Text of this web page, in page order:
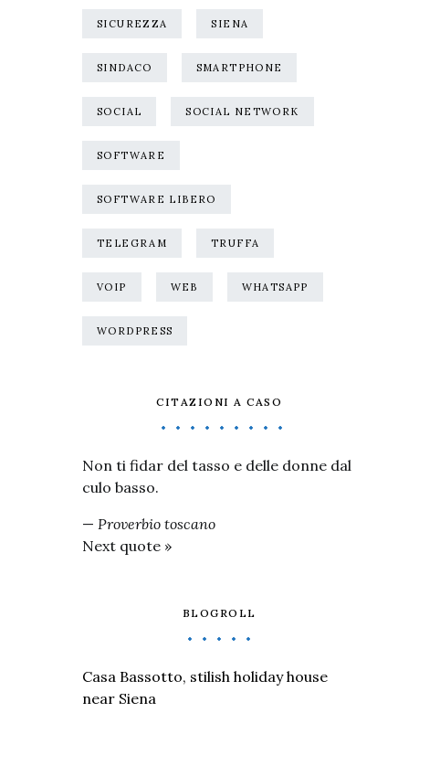
SICUREZZA SIENA
SINDACO SMARTPHONE
SOCIAL SOCIAL NETWORK
SOFTWARE
SOFTWARE LIBERO
TELEGRAM TRUFFA
VOIP WEB WHATSAPP
WORDPRESS
CITAZIONI A CASO
Non ti fidar del tasso e delle donne dal
culo basso.
— Proverbio toscano
Next quote »
BLOGROLL
Casa Bassotto, stilish holiday house
near Siena